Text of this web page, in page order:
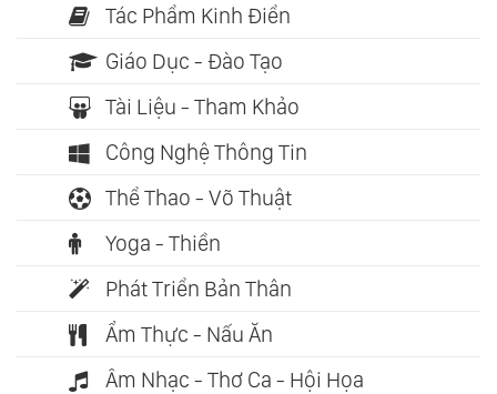
Tác Phẩm Kinh Điển
Giáo Dục - Đào Tạo
Tài Liệu - Tham Khảo
Công Nghệ Thông Tin
Thể Thao - Võ Thuật
Yoga - Thiền
Phát Triển Bản Thân
Ẩm Thực - Nấu Ăn
Âm Nhạc - Thơ Ca - Hội Họa